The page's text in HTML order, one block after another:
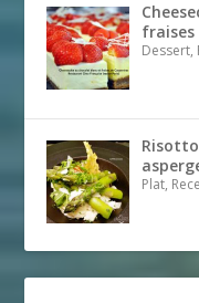
fraises
Dessert,
Plat,